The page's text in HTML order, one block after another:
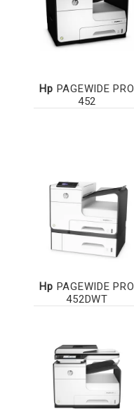
Hp PAGEWIDE PRO
452
Hp PAGEWIDE PRO
452DWT